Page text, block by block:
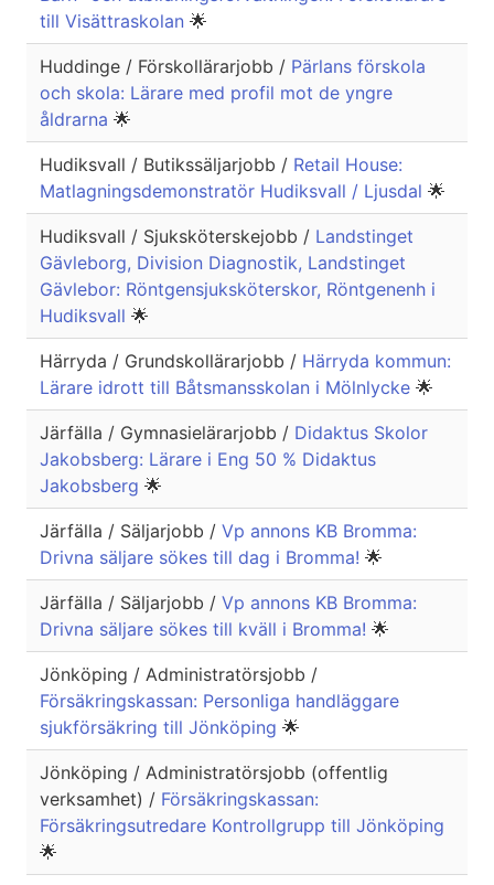
till Visättraskolan 🌟
Huddinge / Förskollärarjobb / Pärlans förskola
och skola: Lärare med profil mot de yngre
åldrarna 🌟
Hudiksvall / Butikssäljarjobb / Retail House:
Matlagningsdemonstratör Hudiksvall / Ljusdal 🌟
Hudiksvall / Sjuksköterskejobb / Landstinget
Gävleborg, Division Diagnostik, Landstinget
Gävlebor: Röntgensjuksköterskor, Röntgenenh i
Hudiksvall 🌟
Härryda / Grundskollärarjobb / Härryda kommun:
Lärare idrott till Båtsmansskolan i Mölnlycke 🌟
Järfälla / Gymnasielärarjobb / Didaktus Skolor
Jakobsberg: Lärare i Eng 50 % Didaktus
Jakobsberg 🌟
Järfälla / Säljarjobb / Vp annons KB Bromma:
Drivna säljare sökes till dag i Bromma! 🌟
Järfälla / Säljarjobb / Vp annons KB Bromma:
Drivna säljare sökes till kväll i Bromma! 🌟
Jönköping / Administratörsjobb /
Försäkringskassan: Personliga handläggare
sjukförsäkring till Jönköping 🌟
Jönköping / Administratörsjobb (offentlig
verksamhet) / Försäkringskassan:
Försäkringsutredare Kontrollgrupp till Jönköping
🌟